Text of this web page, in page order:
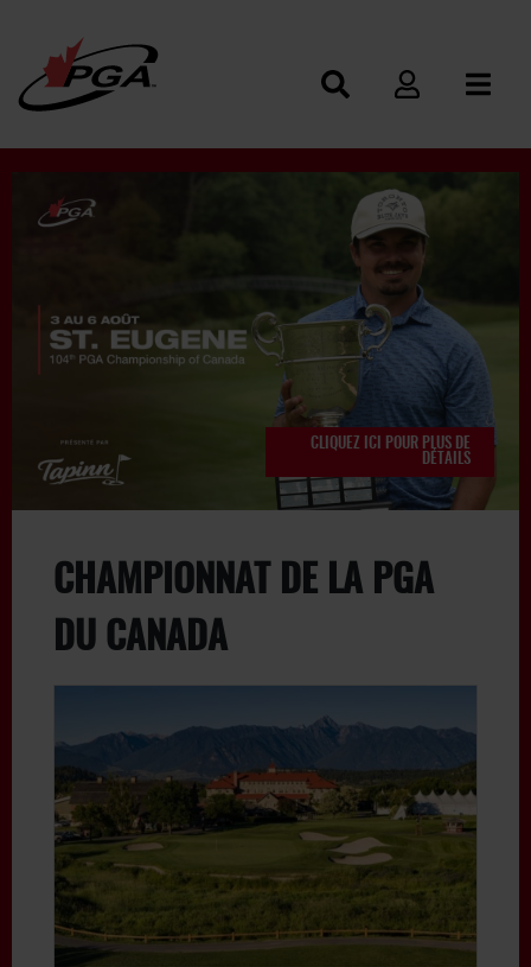
CLIQUEZ ICI POUR PLUS DE
DÉTAILS
CHAMPIONNAT DE LA PGA
DU CANADA